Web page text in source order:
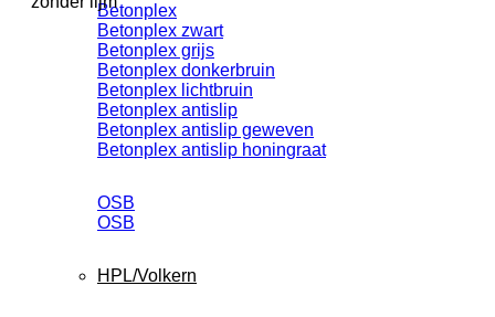
Betonplex
Betonplex zwart
Betonplex grijs
Betonplex donkerbruin
Betonplex lichtbruin
Betonplex antislip
Betonplex antislip geweven
Betonplex antislip honingraat
OSB
OSB
HPL/Volkern